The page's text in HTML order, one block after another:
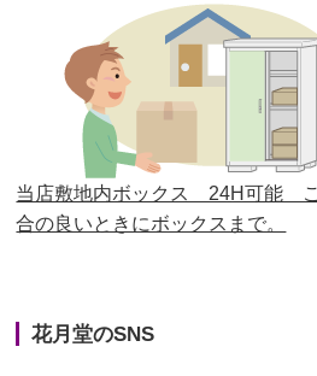
第26回人形供養祭平成28年
第25回人形供養祭 平成28年
第24回人形供養祭 平成27年
第23回人形供養祭平成26年
第22回人形供養祭平成26年4
第20回人形供養祭
当店敷地内ボックス 24H可能
合の良いときにボックスまで。
花月堂のSNS